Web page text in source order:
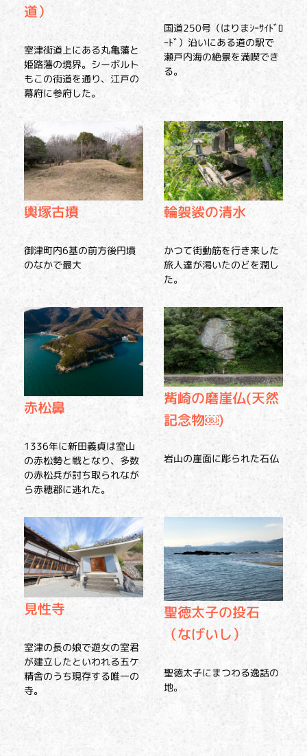
道）
室津街道上にある丸亀藩と
姫路藩の境界。シーボルト
もこの街道を通り、江戸の
幕府に参府した。
国道250号（はりまｼｰｻｲﾄﾞﾛ
ｰﾄﾞ）沿いにある道の駅で
瀬戸内海の絶景を満喫でき
る。
輿塚古墳
御津町内6基の前方後円墳
のなかで最大
輪袈裟の清水
かつて街動筋を行き来した
旅人達が渇いたのどを潤し
た。
赤松鼻
1336年に新田義貞は室山
の赤松勢と戦となり、多数
の赤松兵が討ち取られなが
ら赤穂郡に逃れた。
觜崎の磨崖仏(天然
記念物￼)
岩山の崖面に彫られた石仏
見性寺
室津の長の娘で遊女の室君
が建立したといわれる五ケ
精舎のうち現存する唯一の
寺。
聖徳太子の投石
（なげいし）
聖徳太子にまつわる逸話の
地。